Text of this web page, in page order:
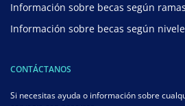
Información sobre becas según
Información sobre becas según
CONTÁCTANOS
Si necesitas ayuda o información sobre